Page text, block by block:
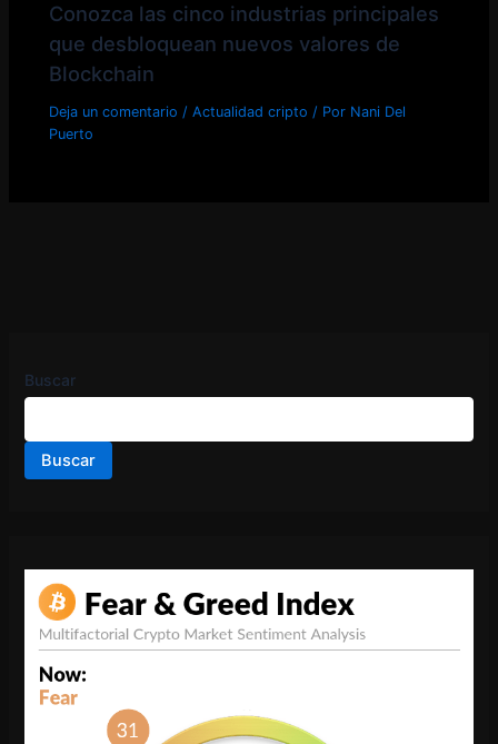
Conozca las cinco industrias principales
que desbloquean nuevos valores de
Blockchain
Deja un comentario /Actualidad cripto / Por Nani Del
Puerto
Buscar
Buscar